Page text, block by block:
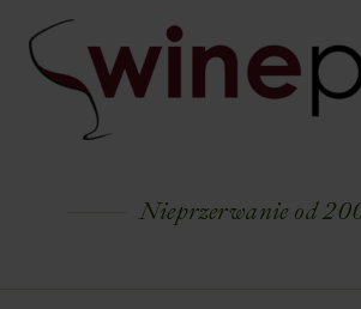
Nieprzerwanie od